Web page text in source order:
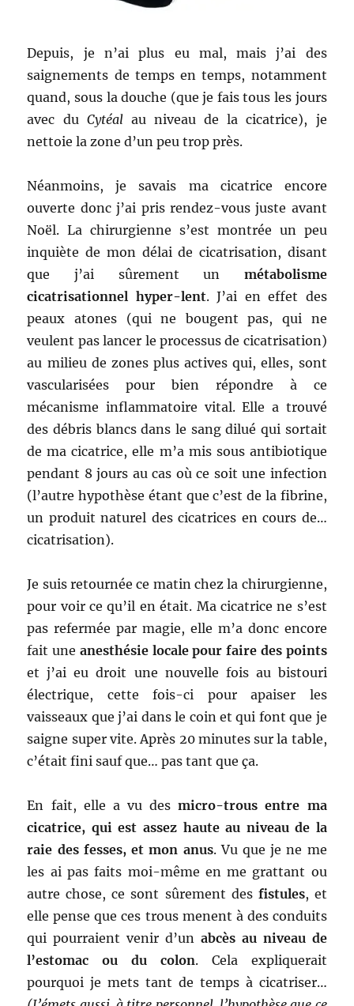
Depuis, je n’ai plus eu mal, mais j’ai des
saignements de temps en temps, notamment
quand, sous la douche (que je fais tous les jours
avec du Cytéalau niveau de la cicatrice), je
nettoie la zone d’un peu trop près.
Néanmoins, je savais ma cicatrice encore
ouverte donc j’ai pris rendez-vous juste avant
Noël. La chirurgienne s’est montrée un peu
inquiète de mon délai de cicatrisation, disant
que j’ai sûrement un métabolisme
cicatrisationnel hyper-lent. J’ai en effet des
peaux atones (qui ne bougent pas, qui ne
veulent pas lancer le processus de cicatrisation)
au milieu de zones plus actives qui, elles, sont
vascularisées pour bien répondre à ce
mécanisme inflammatoire vital. Elle a trouvé
des débris blancs dans le sang dilué qui sortait
de ma cicatrice, elle m’a mis sous antibiotique
pendant 8 jours au cas où ce soit une infection
(l’autre hypothèse étant que c’est de la fibrine,
un produit naturel des cicatrices en cours de…
cicatrisation).
Je suis retournée ce matin chez la chirurgienne,
pour voir ce qu’il en était. Ma cicatrice ne s’est
pas refermée par magie, elle m’a donc encore
fait une anesthésie locale pour faire des points
et j’ai eu droit une nouvelle fois au bistouri
électrique, cette fois-ci pour apaiser les
vaisseaux que j’ai dans le coin et qui font que je
saigne super vite. Après 20 minutes sur la table,
c’était fini sauf que… pas tant que ça.
En fait, elle a vu desmicro-trous entre ma
cicatrice, qui est assez haute au niveau de la
raie des fesses, et mon anus. Vu que je ne me
les ai pas faits moi-même en me grattant ou
autre chose, ce sont sûrement des fistules, et
elle pense que ces trous menent à des conduits
qui pourraient venir d’un abcès au niveau de
l’estomac ou du colon. Cela expliquerait
pourquoi je mets tant de temps à cicatriser…